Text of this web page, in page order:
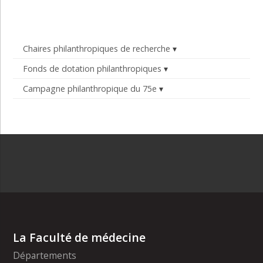
Chaires philanthropiques de recherche
Fonds de dotation philanthropiques
Campagne philanthropique du 75e
La Faculté de médecine
Départements